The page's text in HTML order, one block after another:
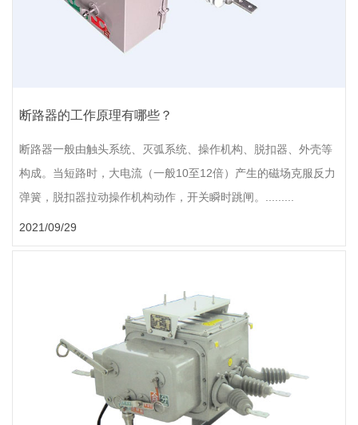
断路器的工作原理有哪些？
断路器一般由触头系统、灭弧系统、操作机构、脱扣器、外壳等
构成。当短路时，大电流（一般10至12倍）产生的磁场克服反力
弹簧，脱扣器拉动操作机构动作，开关瞬时跳闸。.........
2021/09/29